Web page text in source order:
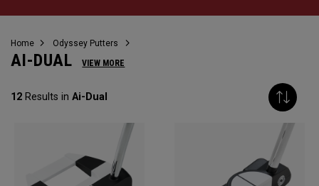
Home Odyssey Putters
AI-DUAL VIEW MORE
12 Results in Ai-Dual